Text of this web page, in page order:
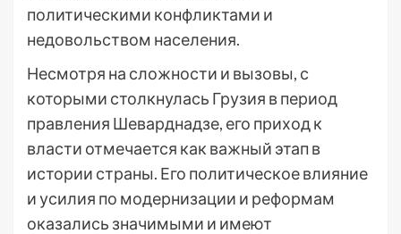
политическими конфликтами и
недовольством населения.
Несмотря на сложности и вызовы, с
которыми столкнулась Грузия в период
правления Шеварднадзе, его приход к
власти отмечается как важный этап в
истории страны. Его политическое влияние
и усилия по модернизации и реформам
оказались значимыми и имеют